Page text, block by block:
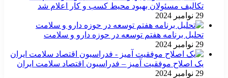
تکالیف مسئولان بهبود محیط کسب و کار اعلام شد
29 نوامبر 2024
تحلیل برنامه هفتم توسعه در حوزه دارو و سلامت
29 نوامبر 2024
یک اصلاح موفقیت آمیز – فدراسیون اقتصاد سلامت ایران
29 نوامبر 2024